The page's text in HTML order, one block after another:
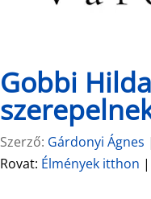
Gobbi
Szerző: Gárdonyi Ágnes
Rovat: Élmények itthon |